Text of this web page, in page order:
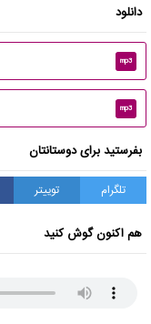
دانلود
mp3
mp3
بفرستید برای دوستانتان
تلگرام توییتر
هم اکنون گوش کنید